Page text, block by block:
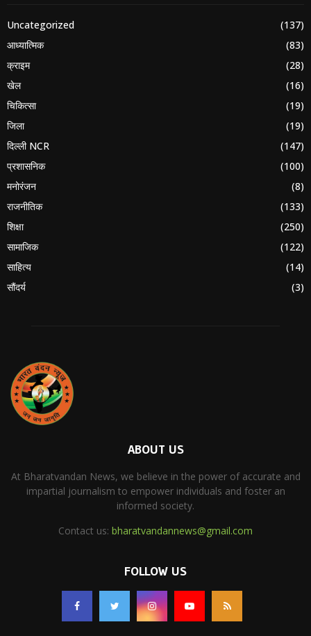
Uncategorized
(137)
आध्यात्मिक
(83)
क्राइम
(28)
खेल
(16)
चिकित्सा
(19)
जिला
(19)
दिल्ली NCR
(147)
प्रशासनिक
(100)
मनोरंजन
(8)
राजनीतिक
(133)
शिक्षा
(250)
सामाजिक
(122)
साहित्य
(14)
सौंदर्य
(3)
ABOUT US
At Bharatvandan News, we believe in the power of accurate and
impartial journalism to empower individuals and foster an
informed society.
Contact us: bharatvandannews@gmail.com
FOLLOW US